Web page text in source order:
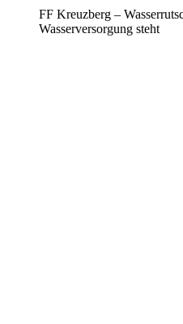
FF Kreuzberg –
Wasserversorgung steht